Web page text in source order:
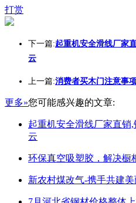
打赏
下一篇:起重机安全滑线厂家
云
上一篇:消费者买木门注意事
更多»您可能感兴趣的文章:
起重机安全滑线厂家直销
云
环保真空吸塑胶，解决橱
新农村煤改气-携手共建